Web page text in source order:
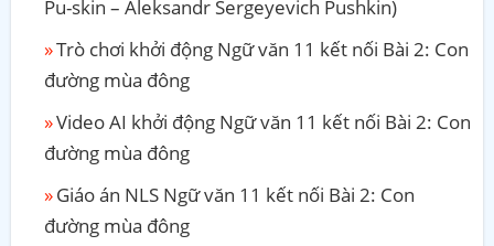
Pu-skin – Aleksandr Sergeyevich Pushkin)
Trò chơi khởi động Ngữ văn 11 kết nối Bài 2: Con
đường mùa đông
Video AI khởi động Ngữ văn 11 kết nối Bài 2: Con
đường mùa đông
Giáo án NLS Ngữ văn 11 kết nối Bài 2: Con
đường mùa đông